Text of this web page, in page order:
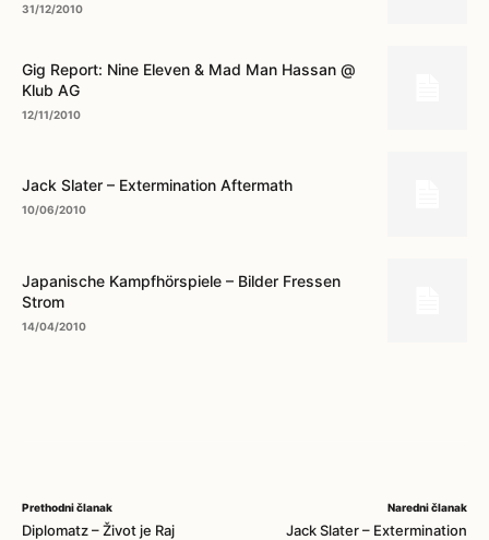
31/12/2010
Gig Report: Nine Eleven & Mad Man Hassan @
Klub AG
12/11/2010
Jack Slater – Extermination Aftermath
10/06/2010
Japanische Kampfhörspiele – Bilder Fressen
Strom
14/04/2010
Prethodni članak
Diplomatz – Život je Raj
Naredni članak
Jack Slater – Extermination